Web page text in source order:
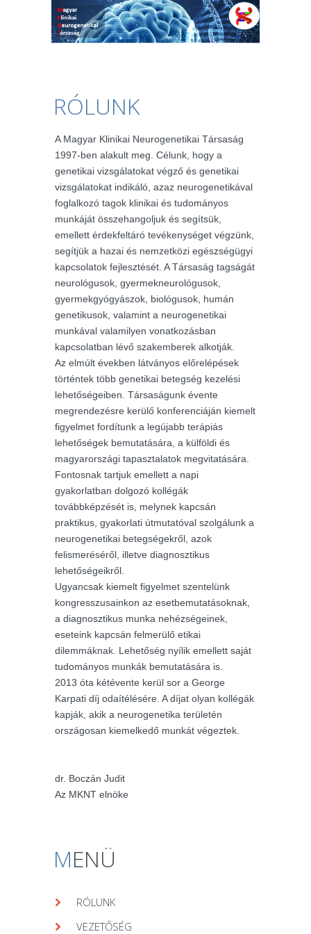
RÓLUNK
A Magyar Klinikai Neurogenetikai Társaság
1997-ben alakult meg. Célunk, hogy a
genetikai vizsgálatokat végző és genetikai
vizsgálatokat indikáló, azaz neurogenetikával
foglalkozó tagok klinikai és tudományos
munkáját összehangoljuk és segítsük,
emellett érdekfeltáró tevékenységet végzünk,
segítjük a hazai és nemzetközi egészségügyi
kapcsolatok fejlesztését. A Társaság tagságát
neurológusok, gyermekneurológusok,
gyermekgyógyászok, biológusok, humán
genetikusok, valamint a neurogenetikai
munkával valamilyen vonatkozásban
kapcsolatban lévő szakemberek alkotják.
Az elmúlt években látványos előrelépések
történtek több genetikai betegség kezelési
lehetőségeiben. Társaságunk évente
megrendezésre kerülő konferenciáján kiemelt
figyelmet fordítunk a legújabb terápiás
lehetőségek bemutatására, a külföldi és
magyarországi tapasztalatok megvitatására.
Fontosnak tartjuk emellett a napi
gyakorlatban dolgozó kollégák
továbbképzését is, melynek kapcsán
praktikus, gyakorlati útmutatóval szolgálunk a
neurogenetikai betegségekről, azok
felismeréséről, illetve diagnosztikus
lehetőségeikről.
Ugyancsak kiemelt figyelmet szentelünk
kongresszusainkon az esetbemutatásoknak,
a diagnosztikus munka nehézségeinek,
eseteink kapcsán felmerülő etikai
dilemmáknak. Lehetőség nyílik emellett saját
tudományos munkák bemutatására is.
2013 óta kétévente kerül sor a George
Karpati díj odaítélésére. A díjat olyan kollégák
kapják, akik a neurogenetika területén
országosan kiemelkedő munkát végeztek.
dr. Boczán Judit
Az MKNT elnöke
MENÜ
RÓLUNK
VEZETŐSÉG